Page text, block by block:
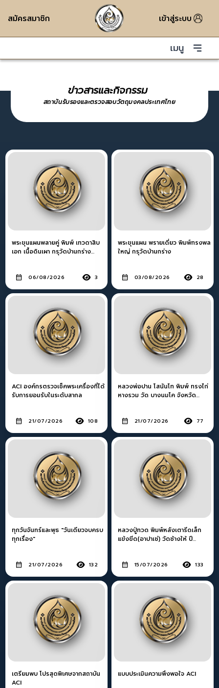
สมัครสมาชิก เข้าสู่ระบบ
เมนู
ข่าวสารและกิจกรรม
สถาบันรับรองและตรวจสอบวัตถุมงคลประเทศไทย
พระขุนแผนพลายคู่ พิมพ์ เทวดาสิบ
เอก เนื้อดินเผา กรุวัดบ้านกร่าง
06/08/2026 3
พระขุนแผน พรายเดี่ยว พิมพ์ทรงพล
ใหญ่ กรุวัดบ้านกร่าง
03/08/2026 28
ACI องค์กรตรวจเช็คพระเครื่องที่ได้
รับการยอมรับในระดับสากล
21/07/2026 108
หลวงพ่อปาน โสนันโท พิมพ์ ทรงไก่
หางรวม วัด บางนมโค จังหวัด
21/07/2026 77
ทุกวันจันทร์และพุธ "วันเดียวจบครบ
ทุกเรื่อง"
21/07/2026 132
หลวงปู่ทวด พิมพ์หลังเตารีดเล็ก
แข้งขีด(อาปาเช่) วัดช้างให้ ปี
15/07/2026 133
เตรียมพบ โปรสุดพิเศษจากสถาบัน
ACI
แบบประเมินความพึงพอใจ ACI